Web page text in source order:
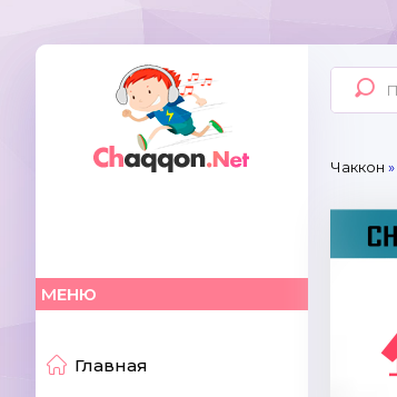
МЕНЮ
Главная
Чаккон »